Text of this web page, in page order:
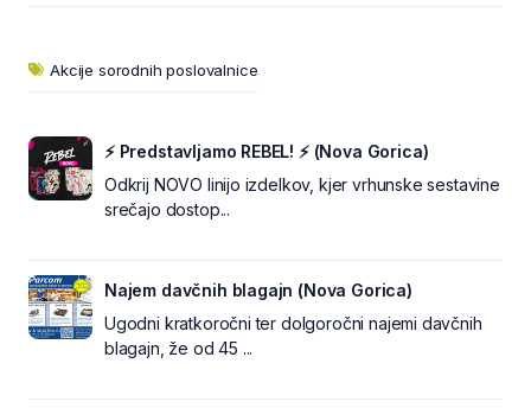
Akcije sorodnih poslovalnice
⚡ Predstavljamo REBEL! ⚡ (Nova Gorica)
Odkrij NOVO linijo izdelkov, kjer vrhunske sestavine
srečajo dostop...
Najem davčnih blagajn (Nova Gorica)
Ugodni kratkoročni ter dolgoročni najemi davčnih
blagajn, že od 45 ...